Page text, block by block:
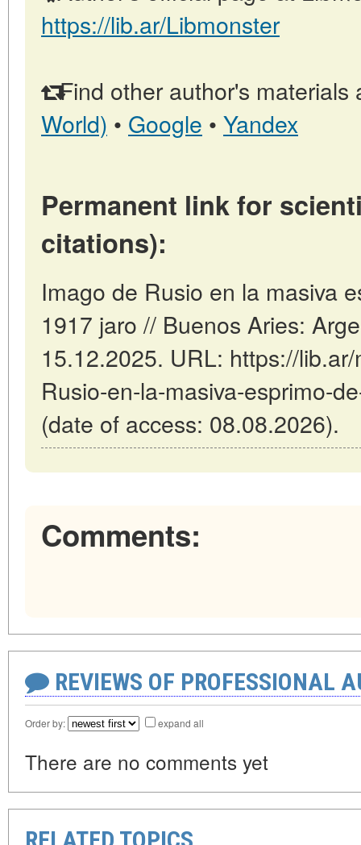
https://lib.ar/Libmonster
Find other author's materials
World) • Google • Yandex
Permanent link for
citations):
Imago de Rusio en la masiva
1917 jaro // Buenos Aries:
15.12.2025. URL: https://
Rusio-en-la-masiva-esprimo-
(date of access: 08.08.2026).
Comments:
REVIEWS OF PROFESSIONAL
Order by: expand all
There are no comments yet